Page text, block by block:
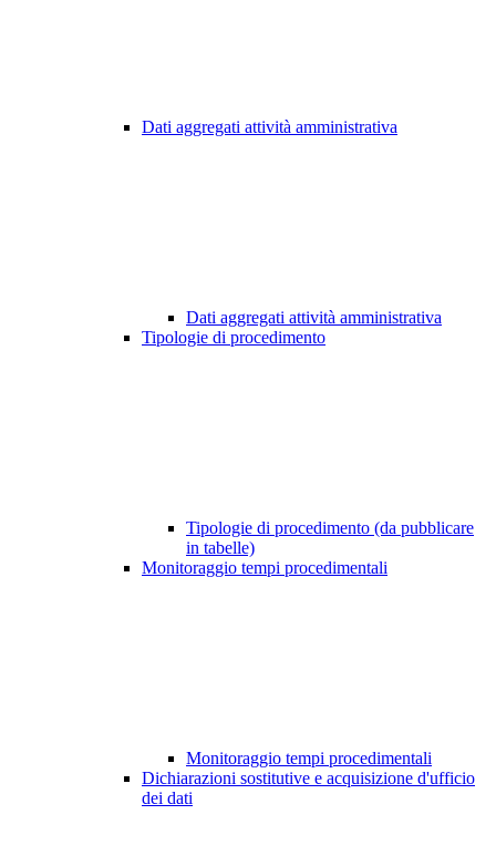
Dati aggregati attività amministrativa
Dati aggregati attività amministrativa
Tipologie di procedimento
Tipologie di procedimento (da pubblicare
in tabelle)
Monitoraggio tempi procedimentali
Monitoraggio tempi procedimentali
Dichiarazioni sostitutive e acquisizione d'ufficio
dei dati